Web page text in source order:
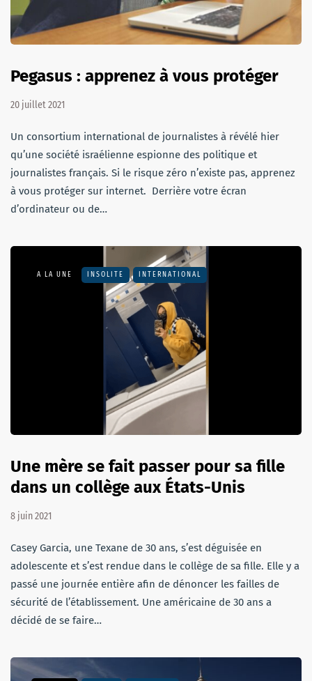
Pegasus : apprenez à vous protéger
20 juillet 2021
Un consortium international de journalistes à révélé hier
qu’une société israélienne espionne des politique et
journalistes français. Si le risque zéro n’existe pas, apprenez
à vous protéger sur internet. Derrière votre écran
d’ordinateur ou de…
A LA UNE INSOLITE INTERNATIONAL
Une mère se fait passer pour sa fille
dans un collège aux États-Unis
8 juin 2021
Casey Garcia, une Texane de 30 ans, s’est déguisée en
adolescente et s’est rendue dans le collège de sa fille. Elle y a
passé une journée entière afin de dénoncer les failles de
sécurité de l’établissement. Une américaine de 30 ans a
décidé de se faire…